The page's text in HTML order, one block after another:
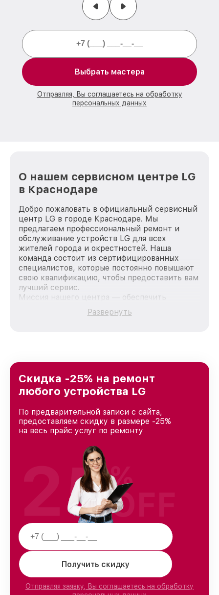
Выбрать мастера
Отправляя, Вы соглашаетесь на обработку
персональных данных
О нашем сервисном центре LG
в Краснодаре
Добро пожаловать в официальный сервисный
центр LG в городе Краснодаре. Мы
предлагаем профессиональный ремонт и
обслуживание устройств LG для всех
жителей города и окрестностей. Наша
команда состоит из сертифицированных
специалистов, которые постоянно повышают
свою квалификацию, чтобы предоставить вам
лучший сервис.
Миссия нашего центра — обеспечить
качественный и доступный ремонт для
каждого пользователя продукции LG, вне
Краснодаре, постоянно повышая уровень
доверия и лояльности наших клиентов.
Развернуть
Скидка -25% на ремонт
любого устройства LG
По предварительной записи с сайта,
предоставляем скидку в размере -25%
на весь прайс услуг по ремонту
Получить скидку
Отправляя заявку, Вы соглашаетесь на обработку
25%
OFF